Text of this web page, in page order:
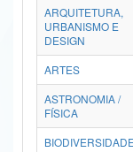
Ministério da Mulher, da
Secretaria de Governo
ARQUITETURA,
URBANISMO E
DESIGN
ARTES
ASTRONOMIA /
FÍSICA
BIODIVERSIDADE